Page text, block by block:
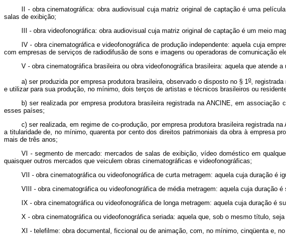
II - obra cinematográfica: obra audiovisual cuja matriz original de captação é uma
salas de exibição;
III - obra videofonográfica: obra audiovisual cuja matriz original de captação é um meio
IV - obra cinematográfica e videofonográfica de produção independente: aquela cuja
com empresas de serviços de radiodifusão de sons e imagens ou operadoras de comunicação
V - obra cinematográfica brasileira ou obra videofonográfica brasileira: aquela que atende
a) ser produzida por empresa produtora brasileira, observado o disposto no § 1o, registrada
e utilizar para sua produção, no mínimo, dois terços de artistas e técnicos brasileiros ou
b) ser realizada por empresa produtora brasileira registrada na ANCINE, em
esses países;
c) ser realizada, em regime de co-produção, por empresa produtora brasileira registrada
a titularidade de, no mínimo, quarenta por cento dos direitos patrimoniais da obra à empresa
mais de três anos;
VI - segmento de mercado: mercados de salas de exibição, vídeo doméstico em
quaisquer outros mercados que veiculem obras cinematográficas e videofonográficas;
VII - obra cinematográfica ou videofonográfica de curta metragem: aquela cuja duração é
VIII - obra cinematográfica ou videofonográfica de média metragem: aquela cuja duração
IX - obra cinematográfica ou videofonográfica de longa metragem: aquela cuja duração é
X - obra cinematográfica ou videofonográfica seriada: aquela que, sob o mesmo título,
XI - telefilme: obra documental, ficcional ou de animação, com, no mínimo, cinqüenta e,